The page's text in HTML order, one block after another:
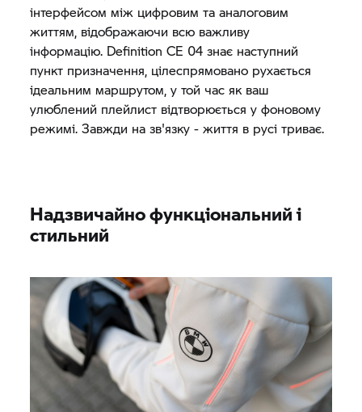
інтерфейсом між цифровим та аналоговим
життям, відображаючи всю важливу
інформацію. Definition CE 04 знає наступний
пункт призначення, цілеспрямовано рухається
ідеальним маршрутом, у той час як ваш
улюблений плейлист відтворюється у фоновому
режимі. Завжди на зв'язку - життя в русі триває.
Надзвичайно функціональний і
стильний